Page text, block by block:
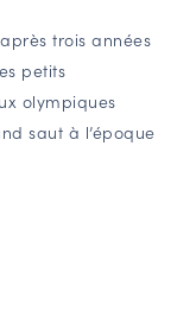
Grand Est
trois années
petits
olympiques
saut à l’époque